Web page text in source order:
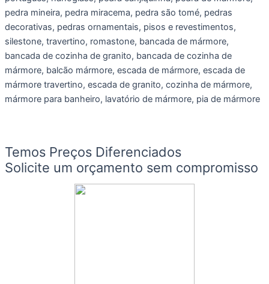
pedra mineira, pedra miracema, pedra são tomé, pedras
decorativas, pedras ornamentais, pisos e revestimentos,
silestone, travertino, romastone, bancada de mármore,
bancada de cozinha de granito, bancada de cozinha de
mármore, balcão mármore, escada de mármore, escada de
mármore travertino, escada de granito, cozinha de mármore,
mármore para banheiro, lavatório de mármore, pia de mármore
Temos Preços Diferenciados
Solicite um orçamento sem compromisso